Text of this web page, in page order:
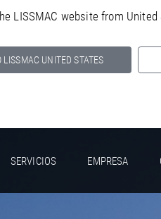
LISSMAC website from United
LISSMAC UNITED STATES
SERVICIOS EMPRESA